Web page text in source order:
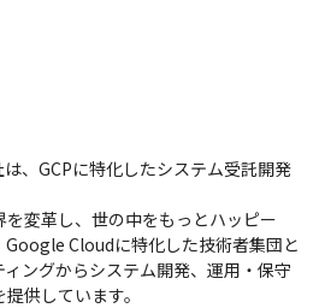
、GCPに特化したシステム受託開発
を変革し、世の中をもっとハッピー
Google Cloudに特化した技術者集団と
ングからシステム開発、運用・保守
供しています。